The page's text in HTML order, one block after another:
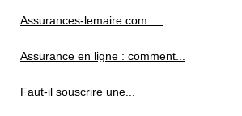
Assurances-lemaire.com :...
Assurance en ligne : comment...
Faut-il souscrire une...